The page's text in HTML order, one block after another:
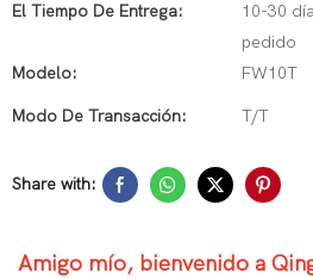
El Tiempo De Entrega:
10-30
pedido
Modelo:
FW10T
Modo De Transacción: T/T
Share with:
Amigo mío, bienvenido a